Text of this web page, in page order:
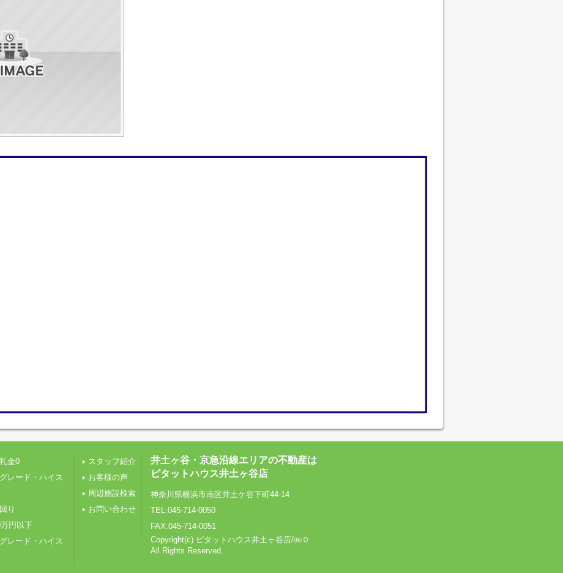
金0
レード・ハイス
り
円以下
レード・ハイス
スタッフ紹介
お客様の声
周辺施設検索
お問い合わせ
井土ヶ谷・京急沿線エリアの不動産は
ピタットハウス井土ヶ谷店
神奈川県横浜市南区井土ケ谷下町44-14
TEL:045-714-0050
FAX:045-714-0051
Copyright(c) ピタットハウス井土ヶ谷店/㈱０
All Rights Reserved.